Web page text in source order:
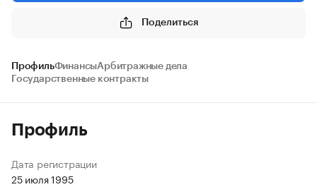
Поделиться
ПрофильФинансыАрбитражные дела
Государственные контракты
Профиль
Дата регистрации
25 июля 1995